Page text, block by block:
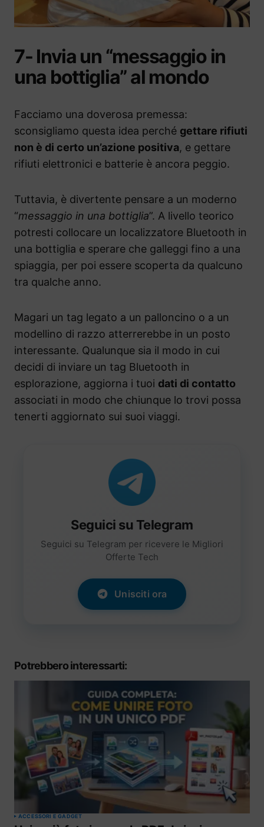
7- Invia un “messaggio in
una bottiglia” al mondo
Facciamo una doverosa premessa:
sconsigliamo questa idea perché gettare rifiuti
non è di certo un’azione positiva, e gettare
rifiuti elettronici e batterie è ancora peggio.
Tuttavia, è divertente pensare a un moderno
“messaggio in una bottiglia”. A livello teorico
potresti collocare un localizzatore Bluetooth in
una bottiglia e sperare che galleggi fino a una
spiaggia, per poi essere scoperta da qualcuno
tra qualche anno.
Magari un tag legato a un palloncino o a un
modellino di razzo atterrerebbe in un posto
interessante. Qualunque sia il modo in cui
decidi di inviare un tag Bluetooth in
esplorazione, aggiorna i tuoi dati di contatto
associati in modo che chiunque lo trovi possa
tenerti aggiornato sui suoi viaggi.
Seguici su Telegram
Seguici su Telegram per ricevere le Migliori
Offerte Tech
Unisciti ora
Potrebbero interessarti:
ACCESSORI E GADGET